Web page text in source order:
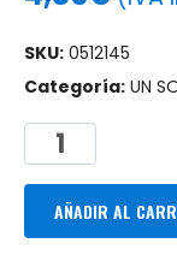
SKU: 0512145
Categoría: UN
AÑADIR AL